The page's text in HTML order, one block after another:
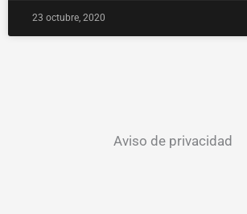
23 octubre, 2020
Aviso de privacidad